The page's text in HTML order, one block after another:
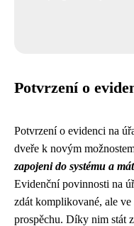
Potvrzení o
Potvrzení o evidenci na
dveře k novým
zapojeni do systému a
Evidenční povinnosti na
zdát komplikované, ale
prospěchu. Díky nim stát